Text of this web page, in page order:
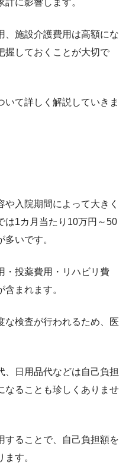
に影響します。
、施設介護費用は高額にな
握しておくことが大切で
いて詳しく解説していきま
や入院期間によって大きく
は1カ月当たり10万円～50
いです。
・投薬費用・リハビリ費
まれます。
な検査が行われるため、医
、日用品代などは自己負担
なることも珍しくありませ
することで、自己負担額を
す。